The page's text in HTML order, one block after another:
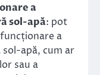
a
sol-apă: pot
a
apă, cum ar
sau a